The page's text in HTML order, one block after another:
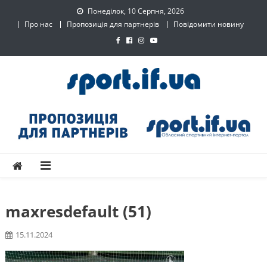
Понеділок, 10 Серпня, 2026
Про нас
Пропозиція для партнерів Повідомити новину
SPORT.IF.UA – Обласний
спортивний інтернет-
maxresdefault (51)
15.11.2024